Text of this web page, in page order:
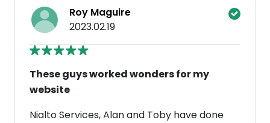
Roy Maguire
2023.02.19
These guys worked wonders for my
website
Nialto Services, Alan and Toby have done